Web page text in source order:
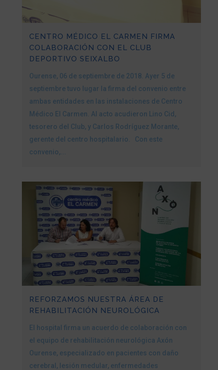
CENTRO MÉDICO EL CARMEN FIRMA
COLABORACIÓN CON EL CLUB
DEPORTIVO SEIXALBO
Ourense, 06 de septiembre de 2018. Ayer 5 de
septiembre tuvo lugar la firma del convenio entre
ambas entidades en las instalaciones de Centro
Médico El Carmen. Al acto acudieron Lino Cid,
tesorero del Club, y Carlos Rodríguez Morante,
gerente del centro hospitalario. Con este
convenio,...
REFORZAMOS NUESTRA ÁREA DE
REHABILITACIÓN NEUROLÓGICA
El hospital firma un acuerdo de colaboración con
el equipo de rehabilitación neurológica Axón
Ourense, especializado en pacientes con daño
cerebral, lesión medular, enfermedades